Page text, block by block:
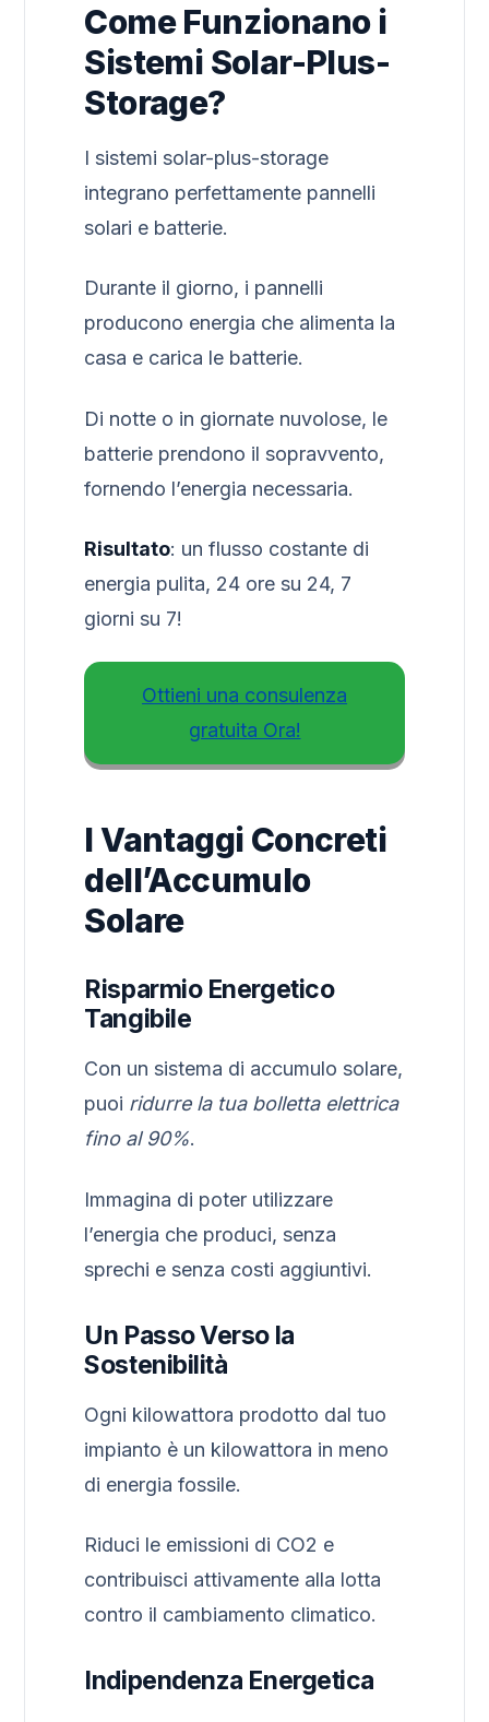
Come Funzionano i
Sistemi Solar-Plus-
Storage?
I sistemi solar-plus-storage
integrano perfettamente pannelli
solari e batterie.
Durante il giorno, i pannelli
producono energia che alimenta la
casa e carica le batterie.
Di notte o in giornate nuvolose, le
batterie prendono il sopravvento,
fornendo l’energia necessaria.
Risultato: un flusso costante di
energia pulita, 24 ore su 24, 7
giorni su 7!
Ottieni una consulenza
gratuita Ora!
I Vantaggi Concreti
dell’Accumulo
Solare
Risparmio Energetico
Tangibile
Con un sistema di accumulo solare,
puoi ridurre la tua bolletta elettrica
fino al 90%.
Immagina di poter utilizzare
l’energia che produci, senza
sprechi e senza costi aggiuntivi.
Un Passo Verso la
Sostenibilità
Ogni kilowattora prodotto dal tuo
impianto è un kilowattora in meno
di energia fossile.
Riduci le emissioni di CO2 e
contribuisci attivamente alla lotta
contro il cambiamento climatico.
Indipendenza Energetica